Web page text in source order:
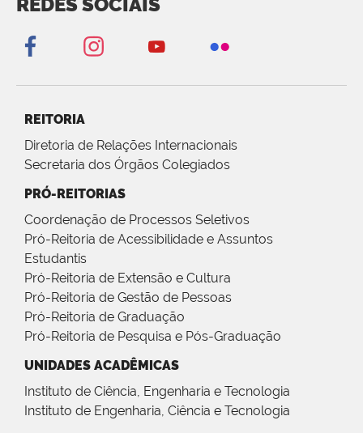
REITORIA
Diretoria de Relações Internacionais
Secretaria dos Órgãos Colegiados
PRÓ-REITORIAS
Coordenação de Processos Seletivos
Pró-Reitoria de Acessibilidade e Assuntos
Estudantis
Pró-Reitoria de Extensão e Cultura
Pró-Reitoria de Gestão de Pessoas
Pró-Reitoria de Graduação
Pró-Reitoria de Pesquisa e Pós-Graduação
UNIDADES ACADÊMICAS
Instituto de Ciência, Engenharia e Tecnologia
Instituto de Engenharia, Ciência e Tecnologia